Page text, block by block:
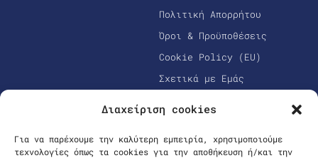
Διαχείριση cookies
Για να παρέχουμε την καλύτερη εμπειρία, χρησιμοποιούμε
τεχνολογίες όπως τα cookies για την αποθήκευση ή/και την
Πολιτική Απορρήτου
Όροι & Προϋποθέσεις
Cookie Policy (EU)
Σχετικά με Εμάς